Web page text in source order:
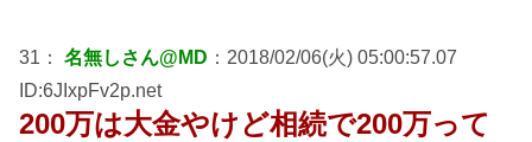
31： 名無しさん@MD ：2018/02/06(火) 05:00:57.07
ID:6JIxpFv2p.net
200万は大金やけど相続で200万って